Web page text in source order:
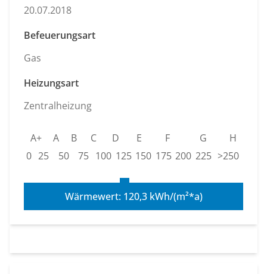
20.07.2018
Befeuerungsart
Gas
Heizungsart
Zentralheizung
A+ A B C D E F G
H
0 25 50 75 100 125 150 175 200 225 >250
Wärmewert: 120,3 kWh/(m²*a)